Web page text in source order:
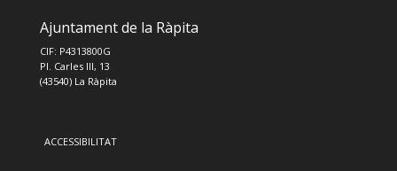
Ajuntament de la Ràpita
CIF: P4313800G
Pl. Carles III, 13
(43540) La Ràpita
ACCESSIBILITAT